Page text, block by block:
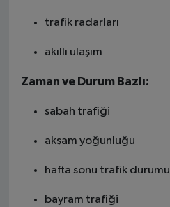
trafik radarları
akıllı ulaşım
Zaman ve Durum Bazlı:
sabah trafiği
akşam yoğunluğu
hafta sonu trafik durumu
bayram trafiği